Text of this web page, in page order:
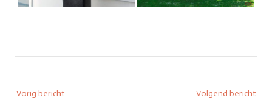
navigatie
Vorig bericht Volgend bericht